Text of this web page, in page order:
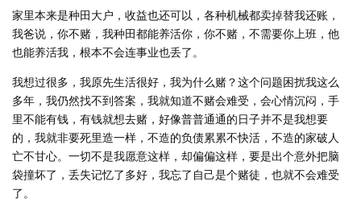
家里本来是种田大户，收益也还可以，各种机械都卖掉替我还账，
我爸说，你不赌，我种田都能养活你，你不赌，不需要你上班，他
也能养活我，根本不会连事业也丢了。
我想过很多，我原先生活很好，我为什么赌？这个问题困扰我这么
多年，我仍然找不到答案，我就知道不赌会难受，会心情沉闷，手
里不能有钱，有钱就想去赌，好像普普通通的日子并不是我想要
的，我就非要死里造一样，不造的负债累累不快活，不造的家破人
亡不甘心。一切不是我愿意这样，却偏偏这样，要是出个意外把脑
袋撞坏了，丢失记忆了多好，我忘了自己是个赌徒，也就不会难受
了。